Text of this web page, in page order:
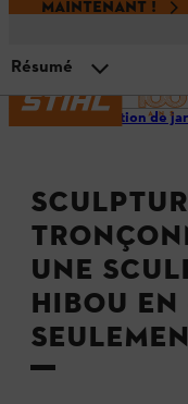
MAINTENANT !
Décoration de
UNE
HIBOU EN
Résumé
Étape 1 : enlevez
Étape 2 : dessinez
Étape 3 : découpez